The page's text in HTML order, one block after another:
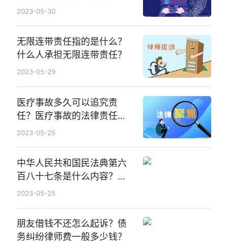
2023-05-30
无限连带责任指的是什么？
什么人承担无限连带责任？
2023-05-29
医疗事故多久可以追究责
任？医疗事故的法律责任哪
些？
2023-05-25
中华人民共和国民法典第六
百八十七条是什么内容？债
权人承担一般保证责任或者
2023-05-25
朋友借钱不还怎么起诉？债
务纠纷律师费一般多少钱？